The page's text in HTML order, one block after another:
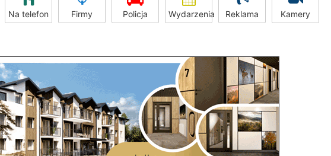
Na telefon Firmy Policja Wydarzenia Reklama Kamery